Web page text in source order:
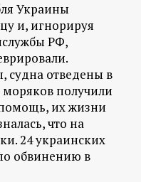
Украины
и, игнорируя
РФ,
судна отведены в
получили
их жизни
что на
24 украинских
обвинению в